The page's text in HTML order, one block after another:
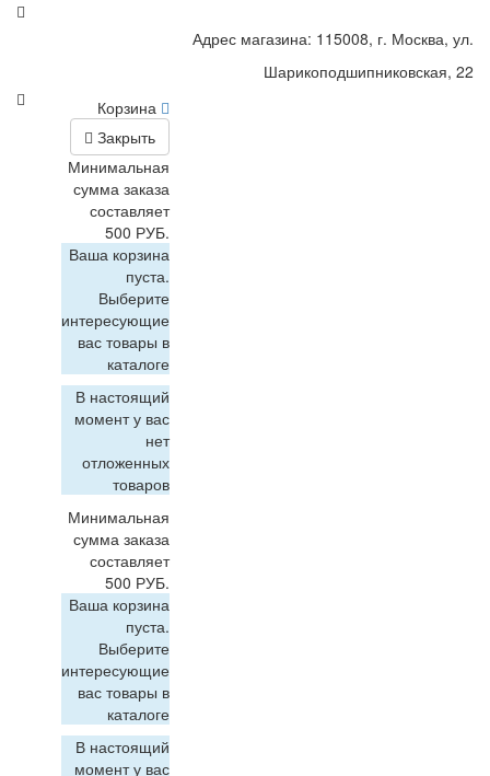
Адрес магазина: 115008, г. Москва, ул.
Шарикоподшипниковская, 22
Корзина
Закрыть
Минимальная
сумма заказа
составляет
500 РУБ.
Ваша корзина
пуста.
Выберите
интересующие
вас товары в
каталоге
В настоящий
момент у вас
нет
отложенных
товаров
Минимальная
сумма заказа
составляет
500 РУБ.
Ваша корзина
пуста.
Выберите
интересующие
вас товары в
каталоге
В настоящий
момент у вас